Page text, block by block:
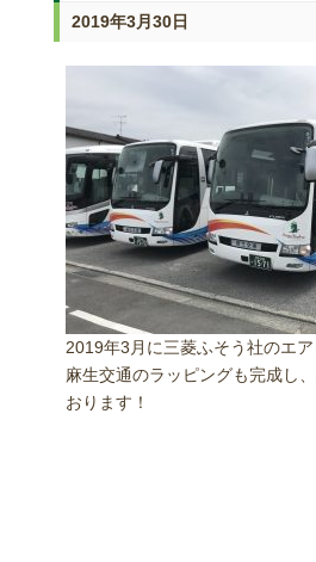
2019年3月30日
2019年3月に三菱ふそう社のエ
麻生交通のラッピングも完成し
おります！